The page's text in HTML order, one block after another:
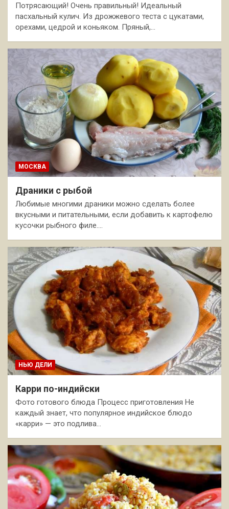
Потрясающий! Очень правильный! Идеальный
пасхальный кулич. Из дрожжевого теста с цукатами,
орехами, цедрой и коньяком. Пряный,…
МОСКВА
Драники с рыбой
Любимые многими драники можно сделать более
вкусными и питательными, если добавить к картофелю
кусочки рыбного филе.…
НЬЮ ДЕЛИ
Карри по-индийски
Фото готового блюда Процесс приготовления Не
каждый знает, что популярное индийское блюдо
«карри» — это подлива…